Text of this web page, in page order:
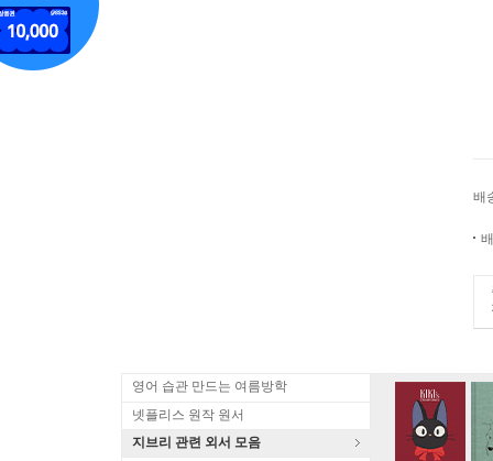
배
영어 습관 만드는 여름방학
넷플리스 원작 원서
지브리 관련 외서 모음